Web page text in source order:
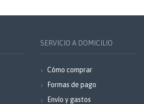
SERVICIO A DOMICILIO
Cómo comprar
Formas de pago
Envío y gastos